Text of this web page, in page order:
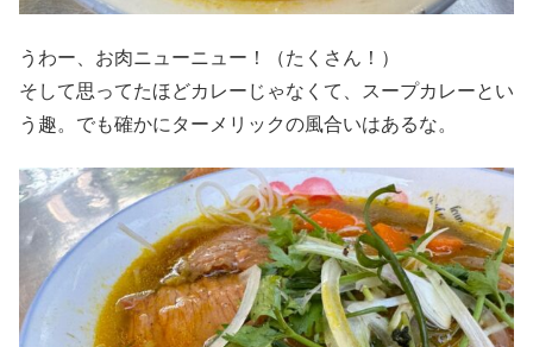
うわー、お肉ニューニュー！（たくさん！）
そして思ってたほどカレーじゃなくて、スープカレーとい
う趣。でも確かにターメリックの風合いはあるな。